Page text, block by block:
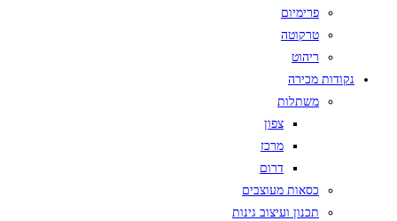
פרימיום
טרקוטה
ריהוט
נקודות מכירה
משתלות
צפון
מרכז
דרום
כסאות מעוצבים
תכנון ועיצוב גינות